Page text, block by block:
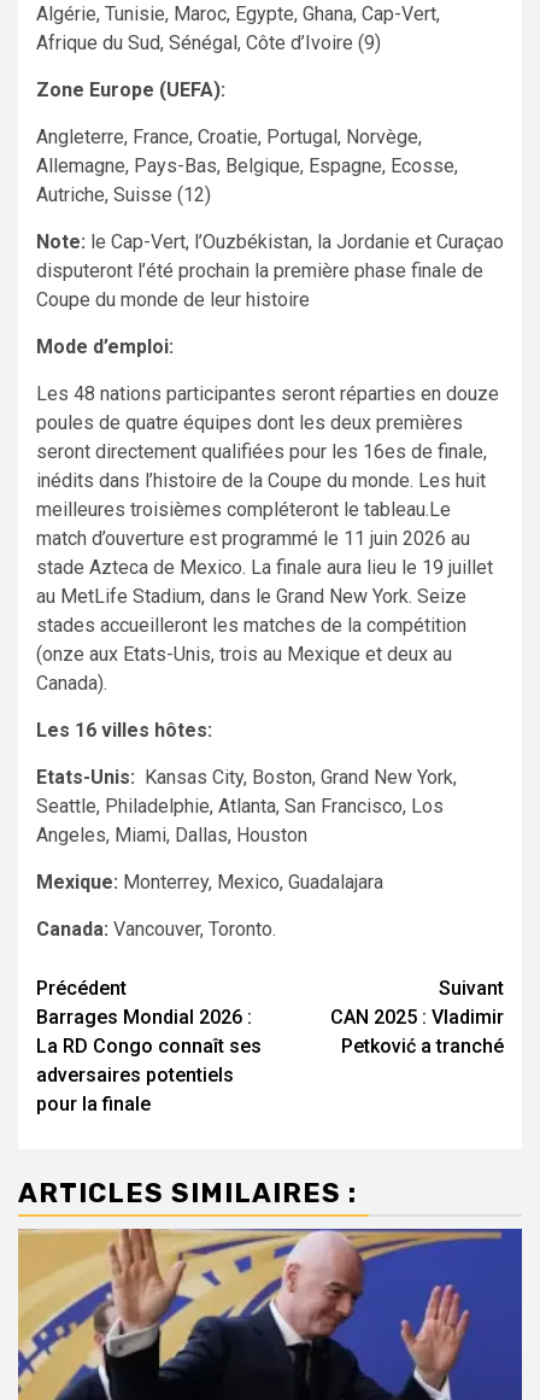
Algérie, Tunisie, Maroc, Egypte, Ghana, Cap-Vert,
Afrique du Sud, Sénégal, Côte d’Ivoire (9)
Zone Europe (UEFA):
Angleterre, France, Croatie, Portugal, Norvège,
Allemagne, Pays-Bas, Belgique, Espagne, Ecosse,
Autriche, Suisse (12)
Note: le Cap-Vert, l’Ouzbékistan, la Jordanie et Curaçao
disputeront l’été prochain la première phase finale de
Coupe du monde de leur histoire
Mode d’emploi:
Les 48 nations participantes seront réparties en douze
poules de quatre équipes dont les deux premières
seront directement qualifiées pour les 16es de finale,
inédits dans l’histoire de la Coupe du monde. Les huit
meilleures troisièmes compléteront le tableau.Le
match d’ouverture est programmé le 11 juin 2026 au
stade Azteca de Mexico. La finale aura lieu le 19 juillet
au MetLife Stadium, dans le Grand New York. Seize
stades accueilleront les matches de la compétition
(onze aux Etats-Unis, trois au Mexique et deux au
Canada).
Les 16 villes hôtes:
Etats-Unis: Kansas City, Boston, Grand New York,
Seattle, Philadelphie, Atlanta, San Francisco, Los
Angeles, Miami, Dallas, Houston
Mexique: Monterrey, Mexico, Guadalajara
Canada: Vancouver, Toronto.
Navigation
d’article
Précédent
Barrages Mondial 2026 :
La RD Congo connaît ses
adversaires potentiels
pour la finale
Suivant
CAN 2025 : Vladimir
Petković a tranché
ARTICLES SIMILAIRES :